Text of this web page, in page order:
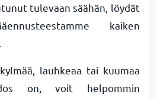
tulevaan säähän, löydät
kaiken
lauhkeaa tai kuumaa
on, voit helpommin